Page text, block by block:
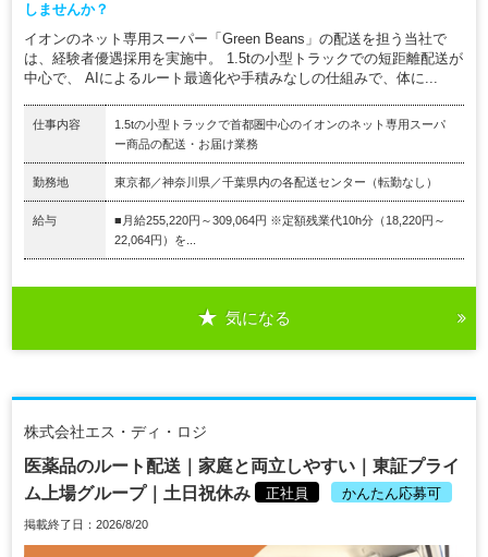
しませんか？
イオンのネット専用スーパー「Green Beans」の配送を担う当社で
は、経験者優遇採用を実施中。 1.5tの小型トラックでの短距離配送が
中心で、 AIによるルート最適化や手積みなしの仕組みで、体に...
仕事内容
1.5tの小型トラックで首都圏中心のイオンのネット専用スーパ
ー商品の配送・お届け業務
勤務地 東京都／神奈川県／千葉県内の各配送センター（転勤なし）
給与
■月給255,220円～309,064円 ※定額残業代10h分（18,220円～
22,064円）を...
気になる
株式会社エス・ディ・ロジ
医薬品のルート配送｜家庭と両立しやすい｜東証プライ
ム上場グループ｜土日祝休み
正社員 かんたん応募可
掲載終了日：2026/8/20